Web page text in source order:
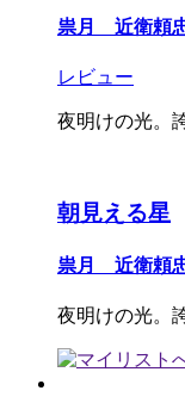
祟月 近衛頼
レビュー
夜明けの光。
朝見える星
祟月 近衛頼
夜明けの光。